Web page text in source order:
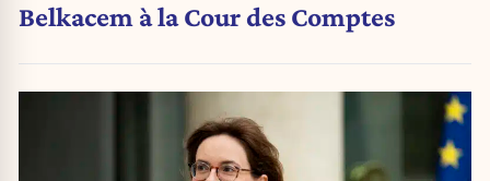
Belkacem à la Cour des Comptes